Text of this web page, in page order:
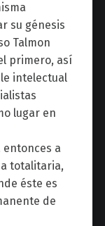
su génesis
Talmon
primero, así
intelectual
lugar en
entonces a
totalitaria,
éste es
de